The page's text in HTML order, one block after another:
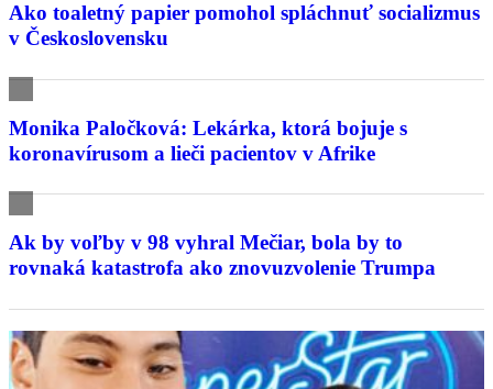
Ako toaletný papier pomohol spláchnuť socializmus
v Československu
Monika Paločková: Lekárka, ktorá bojuje s
koronavírusom a lieči pacientov v Afrike
Ak by voľby v 98 vyhral Mečiar, bola by to
rovnaká katastrofa ako znovuzvolenie Trumpa